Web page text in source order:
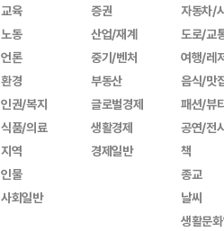
교육
노동
언론
환경
인권/복지
식품/의료
지역
인물
사회일반
증권
산업/재계
중기/벤처
부동산
글로벌경제
생활경제
경제일반
자동차/
도로/교
여행/레
음식/맛
패션/뷰
공연/전
책
종교
날씨
생활문